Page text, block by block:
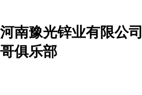
河南豫光锌业有限公
哥俱乐部